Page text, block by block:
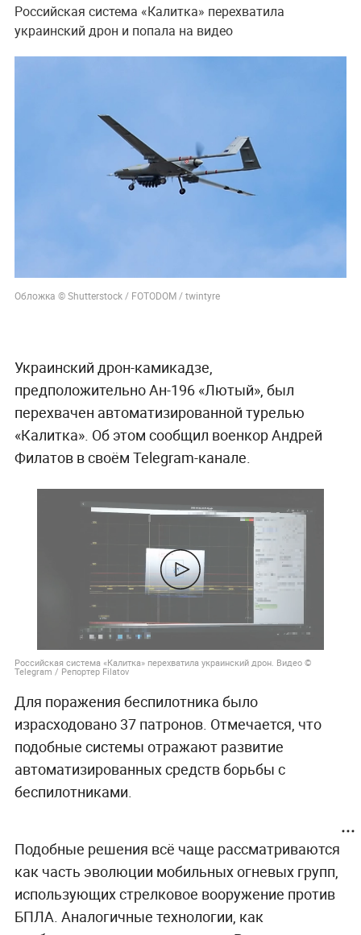
Российская система «Калитка» перехватила
украинский дрон и попала на видео
Обложка © Shutterstock / FOTODOM / twintyre
Украинский дрон-камикадзе,
предположительно Ан-196 «Лютый», был
перехвачен автоматизированной турелью
«Калитка». Об этом сообщил военкор Андрей
Филатов в своём Telegram-канале.
Российская система «Калитка» перехватила украинский дрон. Видео ©
Telegram / Репортер Filatov
Для поражения беспилотника было
израсходовано 37 патронов. Отмечается, что
подобные системы отражают развитие
автоматизированных средств борьбы с
беспилотниками.
Подобные решения всё чаще рассматриваются
как часть эволюции мобильных огневых групп,
использующих стрелковое вооружение против
БПЛА. Аналогичные технологии, как